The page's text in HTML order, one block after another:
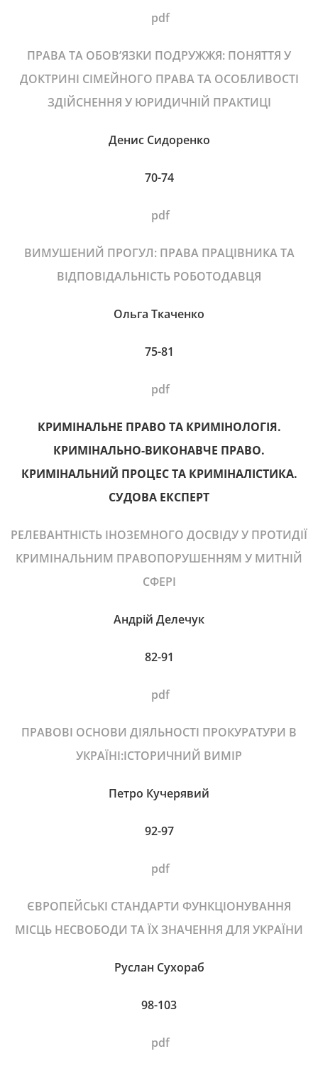
pdf
ПРАВА ТА ОБОВ’ЯЗКИ ПОДРУЖЖЯ: ПОНЯТТЯ У
ДОКТРИНІ СІМЕЙНОГО ПРАВА ТА ОСОБЛИВОСТІ
ЗДІЙСНЕННЯ У ЮРИДИЧНІЙ ПРАКТИЦІ
Денис Сидоренко
70-74
pdf
ВИМУШЕНИЙ ПРОГУЛ: ПРАВА ПРАЦІВНИКА ТА
ВІДПОВІДАЛЬНІСТЬ РОБОТОДАВЦЯ
Ольга Ткаченко
75-81
pdf
КРИМІНАЛЬНЕ ПРАВО ТА КРИМІНОЛОГІЯ.
КРИМІНАЛЬНО-ВИКОНАВЧЕ ПРАВО.
КРИМІНАЛЬНИЙ ПРОЦЕС ТА КРИМІНАЛІСТИКА.
СУДОВА ЕКСПЕРТ
РЕЛЕВАНТНІСТЬ ІНОЗЕМНОГО ДОСВІДУ У ПРОТИДІЇ
КРИМІНАЛЬНИМ ПРАВОПОРУШЕННЯМ У МИТНІЙ
СФЕРІ
Андрій Делечук
82-91
pdf
ПРАВОВІ ОСНОВИ ДІЯЛЬНОСТІ ПРОКУРАТУРИ В
УКРАЇНІ:ІСТОРИЧНИЙ ВИМІР
Петро Кучерявий
92-97
pdf
ЄВРОПЕЙСЬКІ СТАНДАРТИ ФУНКЦІОНУВАННЯ
МІСЦЬ НЕСВОБОДИ ТА ЇХ ЗНАЧЕННЯ ДЛЯ УКРАЇНИ
Руслан Сухораб
98-103
pdf